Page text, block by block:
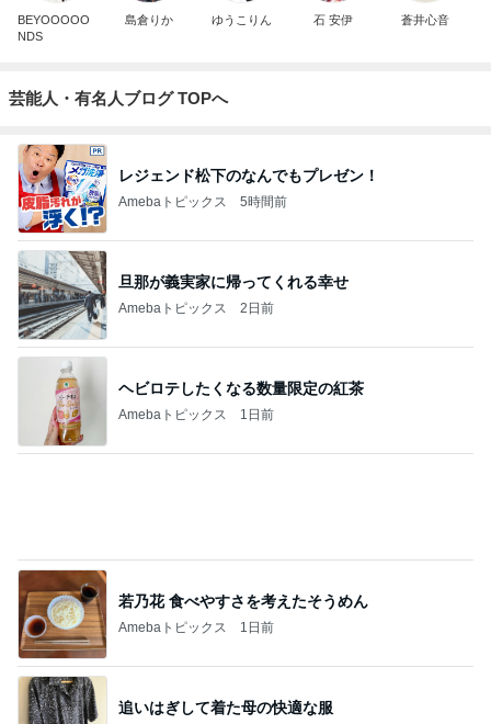
BEYOOOOO
NDS
島倉りか ゆうこりん 石 安伊 蒼井心音
芸能人・有名人ブログ TOPへ
レジェンド松下のなんでもプレゼン！
Amebaトピックス 5時間前
旦那が義実家に帰ってくれる幸せ
Amebaトピックス 2日前
ヘビロテしたくなる数量限定の紅茶
Amebaトピックス 1日前
追いはぎして着た母の快適な服
Amebaトピックス 14時間前